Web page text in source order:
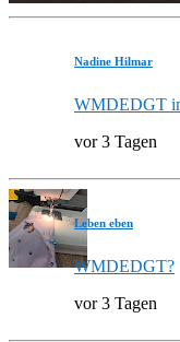
Nadine Hilmar
WMDEDGT
vor 3 Tagen
Leben eben
WMDEDGT?
vor 3 Tagen